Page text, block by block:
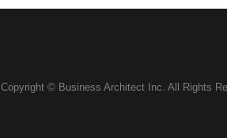
Copyright © Business Architect Inc. All Rights